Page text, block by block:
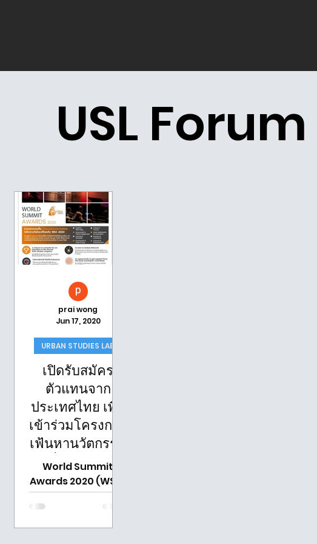
USL Forum
เปิดรับสมัคร
ตัวแทนจาก
ประเทศไทย เพื่อ
เข้าร่วมโครงการ
เฟ้นหานวัตกรรม
ที่สร้างการ
เปลี่ยนแปลง
สังคม
World Summit
Awards 2020 (WSA)
ที่จะถึงนี้พวกเรา
Urban Studies Lab
ในฐานะ Community
URBAN STUDIES LAB
prai wong
Jun 17, 2020